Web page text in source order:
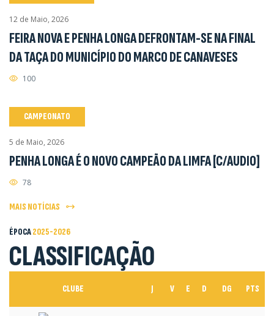
12 de Maio, 2026
FEIRA NOVA E PENHA LONGA DEFRONTAM-SE NA FINAL
DA TAÇA DO MUNICÍPIO DO MARCO DE CANAVESES
100
CAMPEONATO
5 de Maio, 2026
PENHA LONGA É O NOVO CAMPEÃO DA LIMFA [C/AUDIO]
78
MAIS NOTÍCIAS
ÉPOCA2025-2026
CLASSIFICAÇÃO
CLUBE J V E D DG PTS